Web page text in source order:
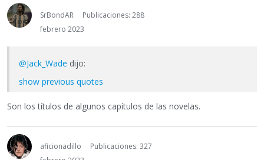
SrBondAR
Publicaciones: 288
febrero 2023
@Jack_Wade dijo:
show previous quotes
Son los títulos de algunos capítulos de las novelas.
aficionadillo
Publicaciones: 327